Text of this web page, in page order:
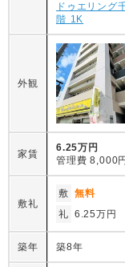
ドゥエリング
階 1K
外観
家賃
6.25万円
管理費 8,000円
敷礼
敷 無料
礼 6.25万円
築年 築8年